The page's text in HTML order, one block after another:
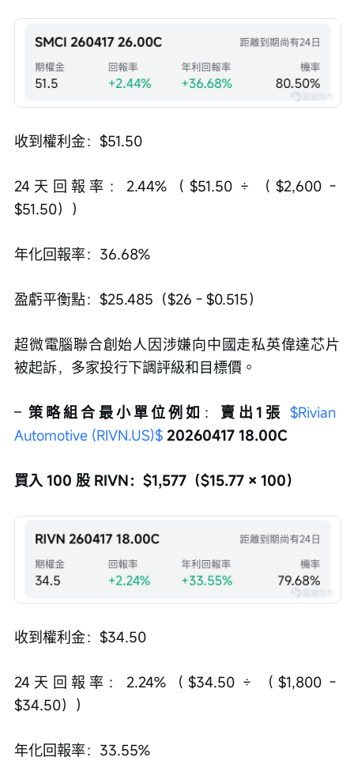
收到權利金：$51.50
24天回報率：2.44%（$51.50 ÷ （$2,600 -
$51.50））
年化回報率：36.68%
盈虧平衡點：$25.485（$26 - $0.515）
超微電腦聯合創始人因涉嫌向中國走私英偉達芯片
被起訴，多家投行下調評級和目標價。
– 策略組合最小單位例如 ： 賣出1張 $Rivian
Automotive (RIVN.US)$ 20260417 18.00C
買入 100 股 RIVN：$1,577（$15.77 × 100）
收到權利金：$34.50
24天回報率：2.24%（$34.50 ÷ （$1,800 -
$34.50））
年化回報率：33.55%